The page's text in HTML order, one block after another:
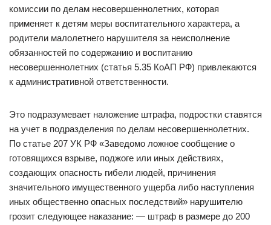
комиссии по делам несовершеннолетних, которая
применяет к детям меры воспитательного характера, а
родители малолетнего нарушителя за неисполнение
обязанностей по содержанию и воспитанию
несовершеннолетних (статья 5.35 КоАП РФ) привлекаются
к административной ответственности.
Это подразумевает наложение штрафа, подростки ставятся
на учет в подразделения по делам несовершеннолетних.
По статье 207 УК РФ «Заведомо ложное сообщение о
готовящихся взрыве, поджоге или иных действиях,
создающих опасность гибели людей, причинения
значительного имущественного ущерба либо наступления
иных общественно опасных последствий» нарушителю
грозит следующее наказание: — штраф в размере до 200